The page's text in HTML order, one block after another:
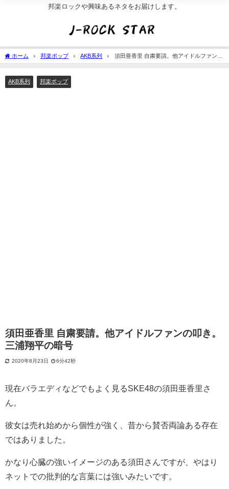
邦楽ロックや興味あるネタをお届けします。
ホーム 邦楽ポップ AKB系列
須田亜香里 自粛要請。他アイドルファンの
叩き。三浦翔平の暗号
AKB系列 邦楽ポップ
須田亜香里 自粛要請。他アイドルファンの叩き。
三浦翔平の暗号
2020年8月23日 6分42秒
現在バラエディなどでもよく見るSKE48の須田亜香里さ
ん。
彼女は売れ始めから個性が強く、昔から賛否両論ある存在
ではありました。
かなり心臓の強いイメージのある須田さんですが、やはり
ネットでの批判的な言葉には強いみたいです。